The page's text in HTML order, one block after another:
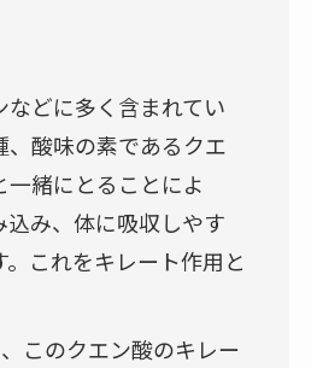
どに多く含まれてい
、酸味の素であるクエ
一緒にとることによ
込み、体に吸収しやす
これをキレート作用と
このクエン酸のキレー